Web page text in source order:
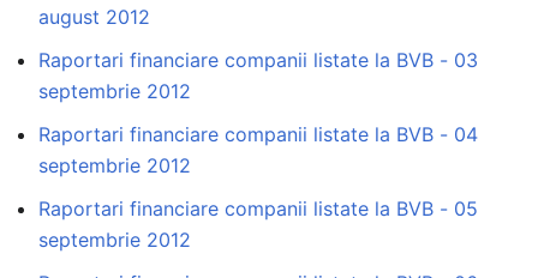
august 2012
Raportari financiare companii listate la BVB - 03
septembrie 2012
Raportari financiare companii listate la BVB - 04
septembrie 2012
Raportari financiare companii listate la BVB - 05
septembrie 2012